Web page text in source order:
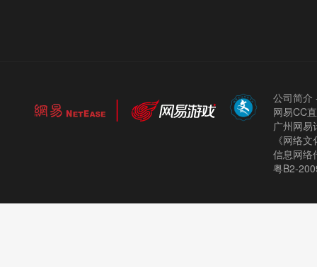
公司简介
网易CC
广州网
《网络
信息网络
粤B2-